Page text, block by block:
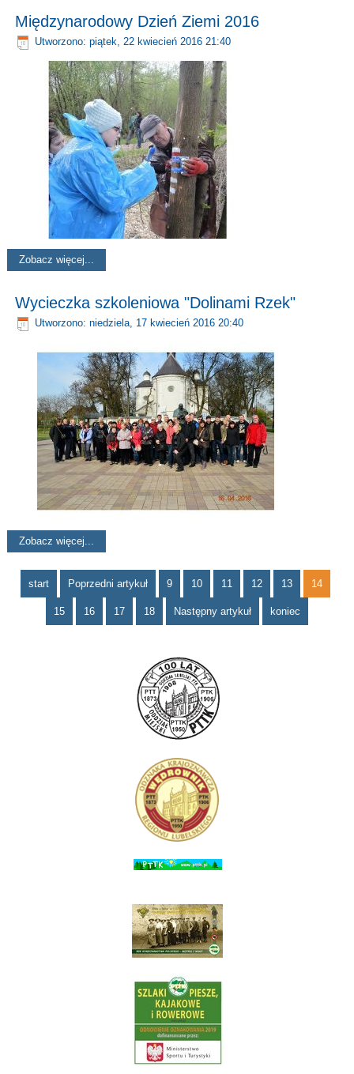
Międzynarodowy Dzień Ziemi 2016
Utworzono: piątek, 22 kwiecień 2016 21:40
Zobacz więcej...
Wycieczka szkoleniowa "Dolinami Rzek"
Utworzono: niedziela, 17 kwiecień 2016 20:40
Zobacz więcej...
start Poprzedni artykuł 9 10 11 12 13 14
15 16 17 18 Następny artykuł koniec